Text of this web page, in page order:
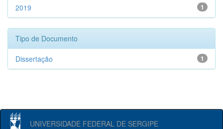
1
2019
Tipo de Documento
1
Dissertação
UNIVERSIDADE FEDERAL DE SERGIPE